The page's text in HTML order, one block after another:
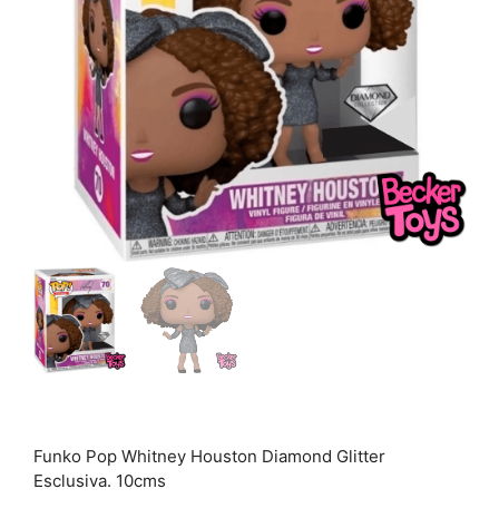
Funko Pop Whitney Houston Diamond Glitter
Esclusiva. 10cms